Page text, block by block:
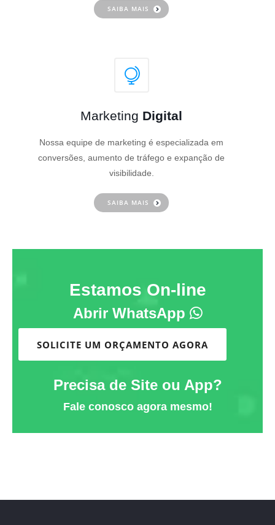
SAIBA MAIS
Marketing Digital
Nossa equipe de marketing é especializada em
conversões, aumento de tráfego e expanção de
visibilidade.
SAIBA MAIS
Estamos On-line
Abrir WhatsApp
SOLICITE UM ORÇAMENTO AGORA
Precisa de Site ou App?
Fale conosco agora mesmo!